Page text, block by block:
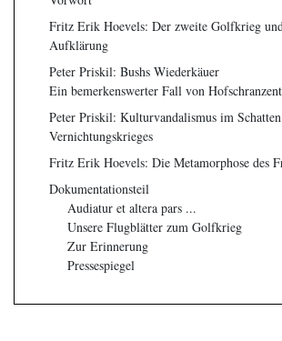
Fritz Erik Hoevels: Der zweite Golfkrieg
Aufklärung
Peter Priskil: Bushs Wiederkäuer
Ein bemerkenswerter Fall von
Peter Priskil: Kulturvandalismus im
Vernichtungskrieges
Fritz Erik Hoevels: Die Metamorphose des
Dokumentationsteil
Audiatur et altera pars ...
Unsere Flugblätter zum Golfkrieg
Zur Erinnerung
Pressespiegel